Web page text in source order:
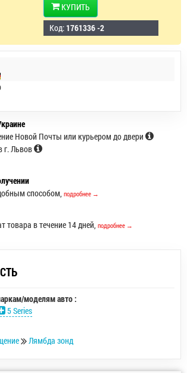
КУПИТЬ
Код: 1761336 -2
Новой Почты или курьером до двери
г. Львов
способом, подробнее →
товара в течение 14 дней, подробнее →
моделям авто :
5 Series
Лямбда зонд